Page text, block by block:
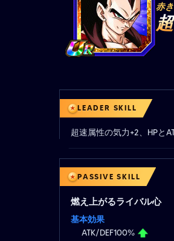
赤
LEADER SKILL
超速属性の気力+2、HPと
PASSIVE SKILL
燃え上がるライバル心
基本効果
ATK/DEF100%